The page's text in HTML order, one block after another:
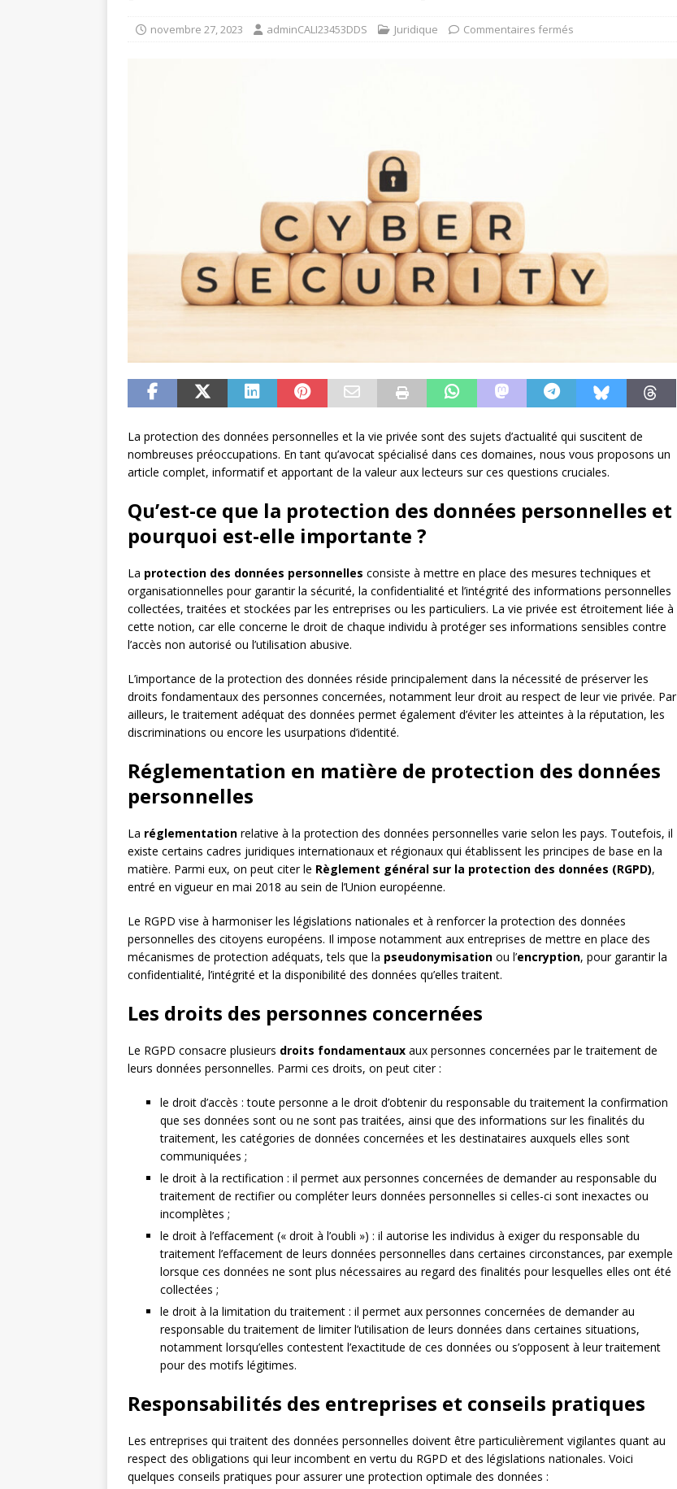
novembre 27, 2023 adminCALI23453DDS Juridique Commentaires fermés
La protection des données personnelles et la vie privée sont des sujets d’actualité qui suscitent de
nombreuses préoccupations. En tant qu’avocat spécialisé dans ces domaines, nous vous proposons un
article complet, informatif et apportant de la valeur aux lecteurs sur ces questions cruciales.
Qu’est-ce que la protection des données personnelles et
pourquoi est-elle importante ?
La protection des données personnelles consiste à mettre en place des mesures techniques et
organisationnelles pour garantir la sécurité, la confidentialité et l’intégrité des informations personnelles
collectées, traitées et stockées par les entreprises ou les particuliers. La vie privée est étroitement liée à
cette notion, car elle concerne le droit de chaque individu à protéger ses informations sensibles contre
l’accès non autorisé ou l’utilisation abusive.
L’importance de la protection des données réside principalement dans la nécessité de préserver les
droits fondamentaux des personnes concernées, notamment leur droit au respect de leur vie privée. Par
ailleurs, le traitement adéquat des données permet également d’éviter les atteintes à la réputation, les
discriminations ou encore les usurpations d’identité.
Réglementation en matière de protection des données
personnelles
La réglementation relative à la protection des données personnelles varie selon les pays. Toutefois, il
existe certains cadres juridiques internationaux et régionaux qui établissent les principes de base en la
matière. Parmi eux, on peut citer le Règlement général sur la protection des données (RGPD),
entré en vigueur en mai 2018 au sein de l’Union européenne.
Le RGPD vise à harmoniser les législations nationales et à renforcer la protection des données
personnelles des citoyens européens. Il impose notamment aux entreprises de mettre en place des
mécanismes de protection adéquats, tels que la pseudonymisation ou l’encryption, pour garantir la
confidentialité, l’intégrité et la disponibilité des données qu’elles traitent.
Les droits des personnes concernées
Le RGPD consacre plusieurs droits fondamentaux aux personnes concernées par le traitement de
leurs données personnelles. Parmi ces droits, on peut citer :
le droit d’accès : toute personne a le droit d’obtenir du responsable du traitement la confirmation
que ses données sont ou ne sont pas traitées, ainsi que des informations sur les finalités du
traitement, les catégories de données concernées et les destinataires auxquels elles sont
communiquées ;
le droit à la rectification : il permet aux personnes concernées de demander au responsable du
traitement de rectifier ou compléter leurs données personnelles si celles-ci sont inexactes ou
incomplètes ;
le droit à l’effacement (« droit à l’oubli ») : il autorise les individus à exiger du responsable du
traitement l’effacement de leurs données personnelles dans certaines circonstances, par exemple
lorsque ces données ne sont plus nécessaires au regard des finalités pour lesquelles elles ont été
collectées ;
le droit à la limitation du traitement : il permet aux personnes concernées de demander au
responsable du traitement de limiter l’utilisation de leurs données dans certaines situations,
notamment lorsqu’elles contestent l’exactitude de ces données ou s’opposent à leur traitement
pour des motifs légitimes.
Responsabilités des entreprises et conseils pratiques
Les entreprises qui traitent des données personnelles doivent être particulièrement vigilantes quant au
respect des obligations qui leur incombent en vertu du RGPD et des législations nationales. Voici
quelques conseils pratiques pour assurer une protection optimale des données :